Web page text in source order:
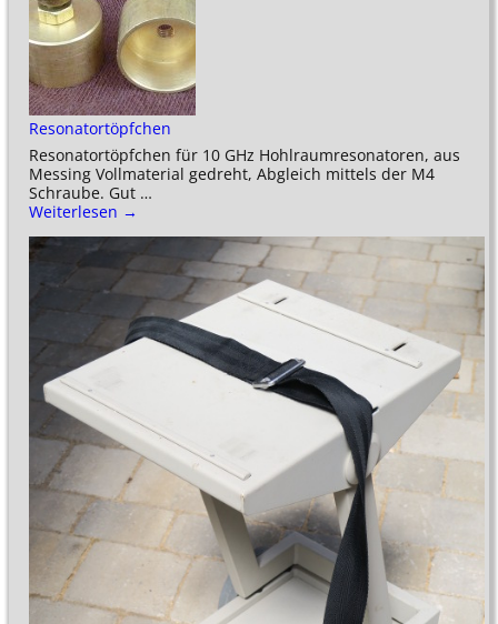
Resonatortöpfchen
Resonatortöpfchen für 10 GHz Hohlraumresonatoren, aus
Messing Vollmaterial gedreht, Abgleich mittels der M4
Schraube. Gut …
Weiterlesen →